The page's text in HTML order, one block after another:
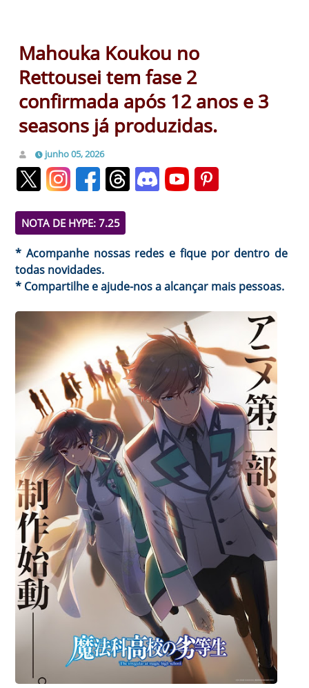
Mahouka Koukou no
Rettousei tem fase 2
confirmada após 12 anos e 3
seasons já produzidas.
junho 05, 2026
NOTA DE HYPE: 7.25
* Acompanhe nossas redes e fique por dentro de
todas novidades.
* Compartilhe e ajude-nos a alcançar mais pessoas.